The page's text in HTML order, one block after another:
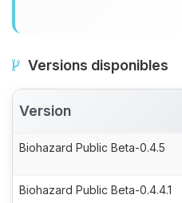
Versions disponibles
Version
Biohazard Public Beta-0.4.5
Biohazard Public Beta-0.4.4.1